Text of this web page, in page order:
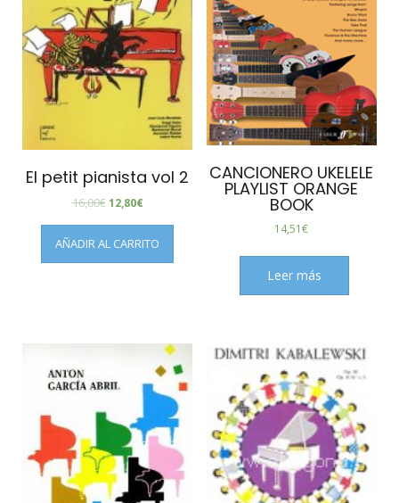
El petit pianista vol 2
16,00€ 12,80€
AÑADIR AL CARRITO
CANCIONERO UKELELE
PLAYLIST ORANGE
BOOK
14,51€
Leer más